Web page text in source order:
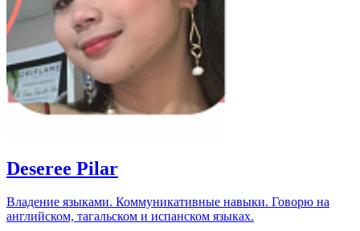
Deseree Pilar
Владение языками. Коммуникативные навыки. Говорю на
английском, тагальском и испанском языках.